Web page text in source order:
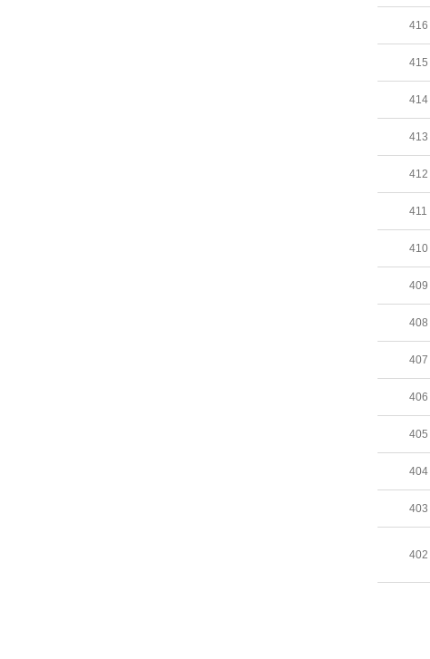
416
415
414
413
412
411
410
409
408
407
406
405
404
403
402